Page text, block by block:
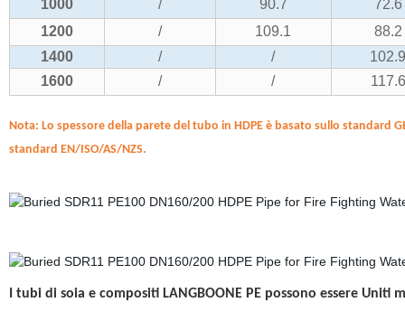
1000
/ 90.7
72.6
1200
/ 109.1
88.2
1400
/ /
1600
/ / 117.6
Nota: Lo spessore della parete del tubo in HDPE è basato sullo standard
standard EN/ISO/AS/NZS.
I tubi di soia e compositi LANGBOONE PE possono essere